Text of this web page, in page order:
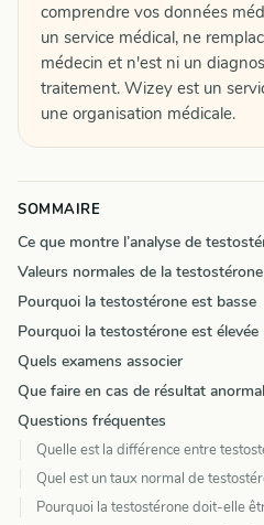
comprendre vos données
un service médical, ne
médecin et n'est ni un
traitement. Wizey est un
une organisation médicale.
SOMMAIRE
Ce que montre l’analyse de
Valeurs normales de la testostérone
Pourquoi la testostérone est basse
Pourquoi la testostérone est élevée
Quels examens associer
Que faire en cas de résultat anormal
Questions fréquentes
Quelle est la différence entre
Quel est un taux normal de
Pourquoi la testostérone doit-elle